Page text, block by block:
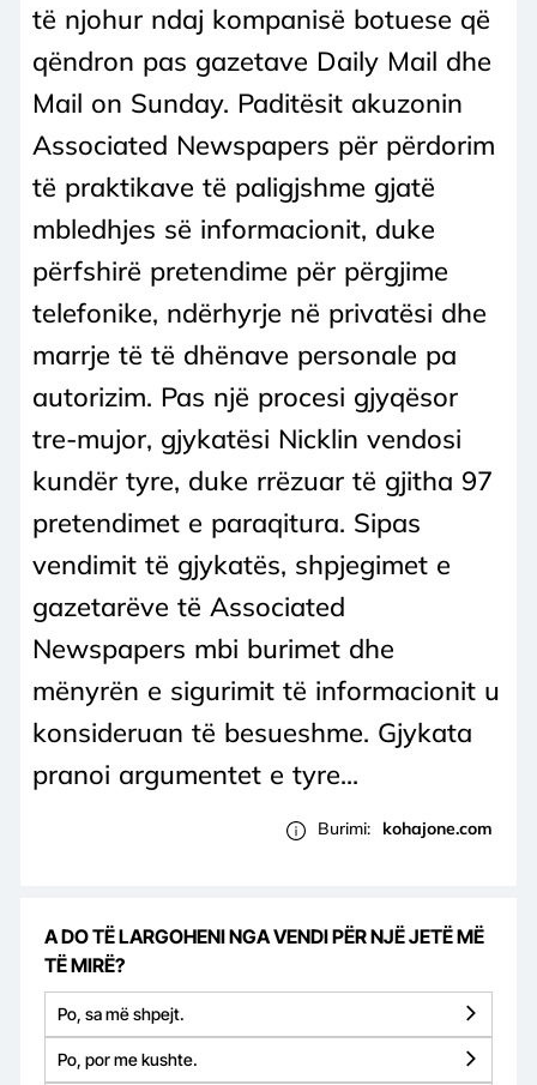
të njohur ndaj kompanisë botuese që
qëndron pas gazetave Daily Mail dhe
Mail on Sunday. Paditësit akuzonin
Associated Newspapers për përdorim
të praktikave të paligjshme gjatë
mbledhjes së informacionit, duke
përfshirë pretendime për përgjime
telefonike, ndërhyrje në privatësi dhe
marrje të të dhënave personale pa
autorizim. Pas një procesi gjyqësor
tre-mujor, gjykatësi Nicklin vendosi
kundër tyre, duke rrëzuar të gjitha 97
pretendimet e paraqitura. Sipas
vendimit të gjykatës, shpjegimet e
gazetarëve të Associated
Newspapers mbi burimet dhe
mënyrën e sigurimit të informacionit u
konsideruan të besueshme. Gjykata
pranoi argumentet e tyre...
Burimi: kohajone.com
A DO TË LARGOHENI NGA VENDI PËR NJË JETË MË
TË MIRË?
Po, sa më shpejt.
Po, por me kushte.